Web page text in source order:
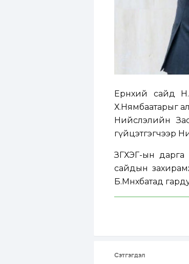
Ерөнхий сайд
Х.Нямбаатарыг
Нийслэлийн
гүйцэтгэгчээр
ЗГХЭГ-ын дарга
сайдын
Б.Мөнхбатад
Сэтгэгдэл